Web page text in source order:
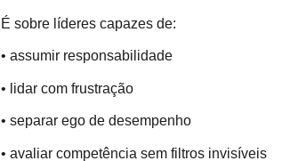
É sobre líderes capazes de:
• assumir responsabilidade
• lidar com frustração
• separar ego de desempenho
• avaliar competência sem filtros invisíveis